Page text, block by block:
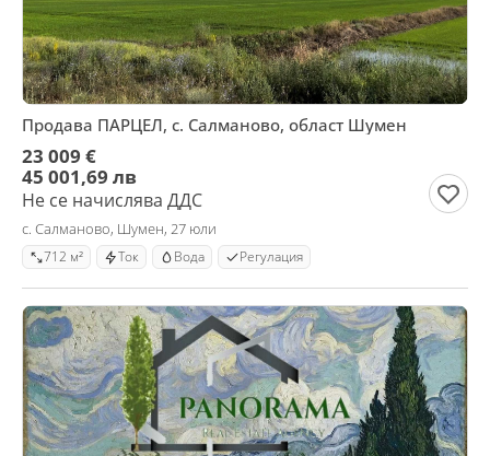
Продава ПАРЦЕЛ, с. Салманово, област Шумен
23 009 €
45 001,69 лв
Не се начислява ДДС
с. Салманово, Шумен, 27 юли
712 м² Ток Вода Регулация